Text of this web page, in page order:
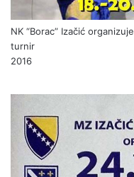
NK “Borac” Izačić
turnir
2016